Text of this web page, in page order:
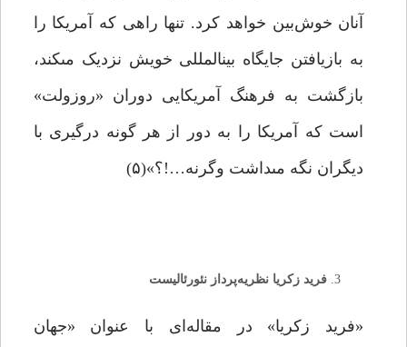
آنان خوش‌بین خواهد کرد. تنها راهى که آمریکا را
به بازیافتن جایگاه بین‏المللى خویش نزدیک مى‏کند،
بازگشت به فرهنگ آمریکایى دوران «روزولت»
است که آمریکا را به دور از هر گونه درگیرى با
دیگران نگه مى‏داشت وگرنه…!؟»(۵)
فرید زکریا نظریه‌پرداز نئورئالیست
«فرید زکریا» در مقاله‌ای با عنوان «جهان